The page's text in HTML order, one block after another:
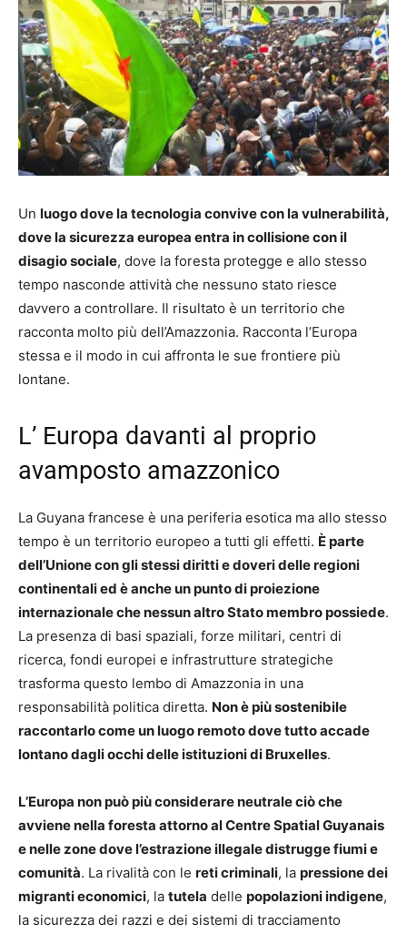
Un luogo dove la tecnologia convive con la vulnerabilità,
dove la sicurezza europea entra in collisione con il
disagio sociale, dove la foresta protegge e allo stesso
tempo nasconde attività che nessuno stato riesce
davvero a controllare. Il risultato è un territorio che
racconta molto più dell’Amazzonia. Racconta l’Europa
stessa e il modo in cui affronta le sue frontiere più
lontane.
L’ Europa davanti al proprio
avamposto amazzonico
La Guyana francese è una periferia esotica ma allo stesso
tempo è un territorio europeo a tutti gli effetti. È parte
dell’Unione con gli stessi diritti e doveri delle regioni
continentali ed è anche un punto di proiezione
internazionale che nessun altro Stato membro possiede.
La presenza di basi spaziali, forze militari, centri di
ricerca, fondi europei e infrastrutture strategiche
trasforma questo lembo di Amazzonia in una
responsabilità politica diretta. Non è più sostenibile
raccontarlo come un luogo remoto dove tutto accade
lontano dagli occhi delle istituzioni di Bruxelles.
L’Europa non può più considerare neutrale ciò che
avviene nella foresta attorno al Centre Spatial Guyanais
e nelle zone dove l’estrazione illegale distrugge fiumi e
comunità. La rivalità con le reti criminali, la pressione dei
migranti economici, la tutela delle popolazioni indigene,
la sicurezza dei razzi e dei sistemi di tracciamento